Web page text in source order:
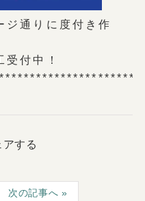
ジ通りに度付き作
受付中！
する
次の記事へ